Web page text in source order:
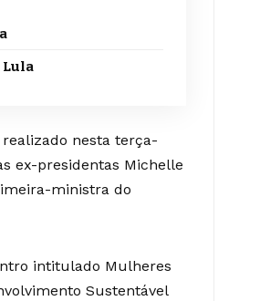
Lula
nesta terça-
ex-presidentas Michelle
ministra do
intitulado Mulheres
Sustentável